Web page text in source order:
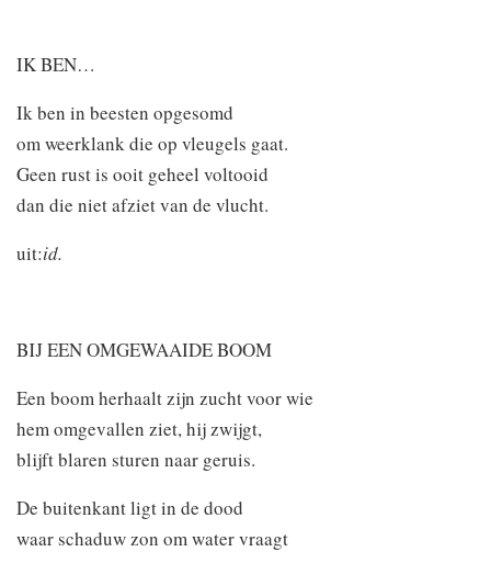
IK BEN…
Ik ben in beesten opgesomd
om weerklank die op vleugels gaat.
Geen rust is ooit geheel voltooid
dan die niet afziet van de vlucht.
uit:id.
BIJ EEN OMGEWAAIDE BOOM
Een boom herhaalt zijn zucht voor wie
hem omgevallen ziet, hij zwijgt,
blijft blaren sturen naar geruis.
De buitenkant ligt in de dood
waar schaduw zon om water vraagt